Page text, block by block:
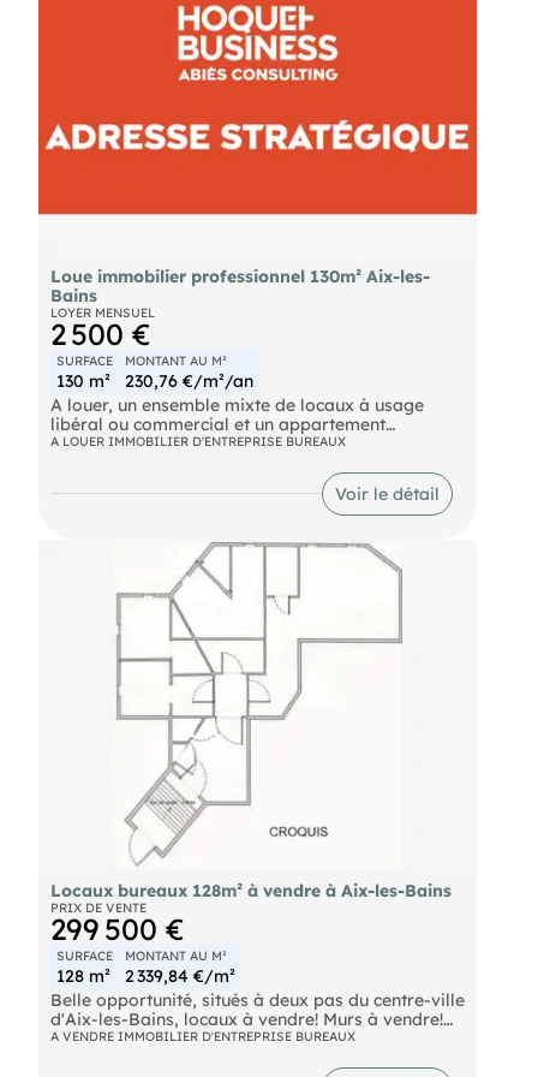
Loue immobilier professionnel 130m² Aix-les-
Bains
LOYER MENSUEL
2 500 €
SURFACE
130 m²
MONTANT AU M²
230,76 €/m²/an
A louer, un ensemble mixte de locaux à usage
libéral ou commercial et un appartement
d’habitation
chaussée avec possibilité d’extraction d’air, d’une
surface approximative totale de 75m2, l’autre à
usage d’habitation juste audessus au 1er étage,
appartement de type 3 pièces, d’une surface
approximative de 60m2, au centre-ville d’Aix-les-
Bains : à louer pour 2 500 € par mois, hors
charges et taxes. Honoraires TTC : 10 800 €
Provision sur charges 100 € HT/mois,
régularisation annuelle. DPE en cours. Les
informations sur les risques auxquels ce bien est
exposé sont disponibles sur le site Géorisques :
https://www.georisques.gouv.fr.
Votre conseiller :
Agent commercial (Entreprise individuelle)
A LOUER IMMOBILIER D'ENTREPRISE BUREAUX
Voir le détail
Locaux bureaux 128m² à vendre à Aix-les-Bains
PRIX DE VENTE
299 500 €
SURFACE
128 m²
MONTANT AU M²
2 339,84 €/m²
Belle opportunité, situés à deux pas du centre-ville
d'Aix-les-Bains, locaux à vendre! Murs à vendre!
A VENDRE IMMOBILIER D'ENTREPRISE BUREAUX